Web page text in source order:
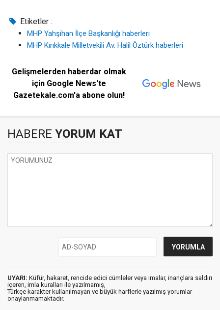
Etiketler :
MHP Yahşihan İlçe Başkanlığı haberleri
MHP Kırıkkale Milletvekili Av. Halil Öztürk haberleri
Gelişmelerden haberdar olmak
için Google News'te
Gazetekale.com'a abone olun!
HABERE YORUM KAT
UYARI: Küfür, hakaret, rencide edici cümleler veya imalar, inançlara saldırı
içeren, imla kuralları ile yazılmamış,
Türkçe karakter kullanılmayan ve büyük harflerle yazılmış yorumlar
onaylanmamaktadır.